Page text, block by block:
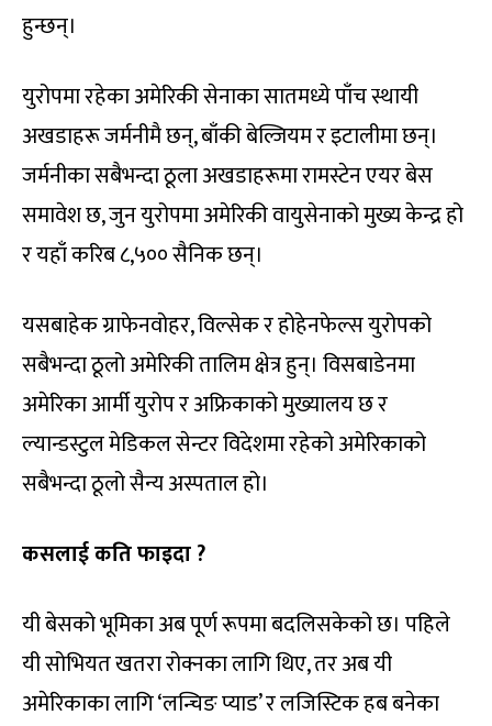
हुन्छन्।
युरोपमा रहेका अमेरिकी सेनाका सातमध्ये पाँच स्थायी
अखडाहरू जर्मनीमै छन्, बाँकी बेल्जियम र इटालीमा छन्।
जर्मनीका सबैभन्दा ठूला अखडाहरूमा रामस्टेन एयर बेस
समावेश छ, जुन युरोपमा अमेरिकी वायुसेनाको मुख्य केन्द्र हो
र यहाँ करिब ८,५०० सैनिक छन्।
यसबाहेक ग्राफेनवोहर, विल्सेक र होहेनफेल्स युरोपको
सबैभन्दा ठूलो अमेरिकी तालिम क्षेत्र हुन्। विसबाडेनमा
अमेरिका आर्मी युरोप र अफ्रिकाको मुख्यालय छ र
ल्यान्डस्टुल मेडिकल सेन्टर विदेशमा रहेको अमेरिकाको
सबैभन्दा ठूलो सैन्य अस्पताल हो।
कसलाई कति फाइदा ?
यी बेसको भूमिका अब पूर्ण रूपमा बदलिसकेको छ। पहिले
यी सोभियत खतरा रोक्नका लागि थिए, तर अब यी
अमेरिकाका लागि ‘लन्चिङ प्याड’ र लजिस्टिक हब बनेका